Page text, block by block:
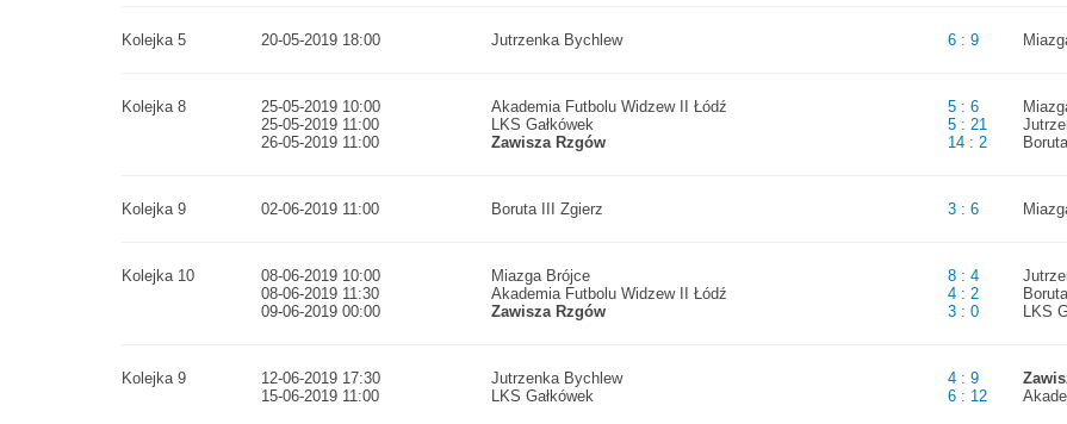
Kolejka 5 20-05-2019 18:00 Jutrzenka Bychlew 6 : 9
Kolejka 8 25-05-2019 10:00 Akademia Futbolu Widzew II Łódź 5 : 6
25-05-2019 11:00
LKS Gałkówek 5 : 21
26-05-2019 11:00
Zawisza Rzgów 14 : 2
Kolejka 9 02-06-2019 11:00 Boruta III Zgierz 3 : 6
Kolejka 10 08-06-2019 10:00 Miazga Brójce 8 : 4
08-06-2019 11:30
Akademia Futbolu Widzew II Łódź 4 : 2
09-06-2019 00:00
Zawisza Rzgów 3 : 0 LKS
Kolejka 9 12-06-2019 17:30 Jutrzenka Bychlew 4 : 9
15-06-2019 11:00
LKS Gałkówek 6 : 12